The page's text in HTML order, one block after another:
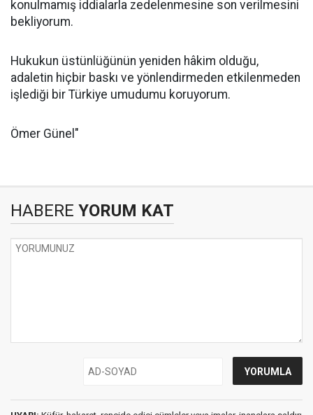
konulmamış iddialarla zedelenmesine son verilmesini
bekliyorum.
Hukukun üstünlüğünün yeniden hâkim olduğu,
adaletin hiçbir baskı ve yönlendirmeden etkilenmeden
işlediği bir Türkiye umudumu koruyorum.
Ömer Günel"
HABERE YORUM KAT